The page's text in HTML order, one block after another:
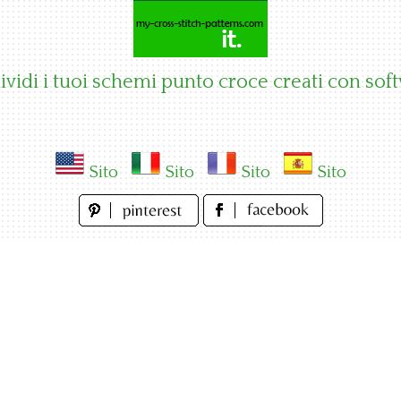
i tuoi schemi punto croce creati con
Sito Sito Sito Sito